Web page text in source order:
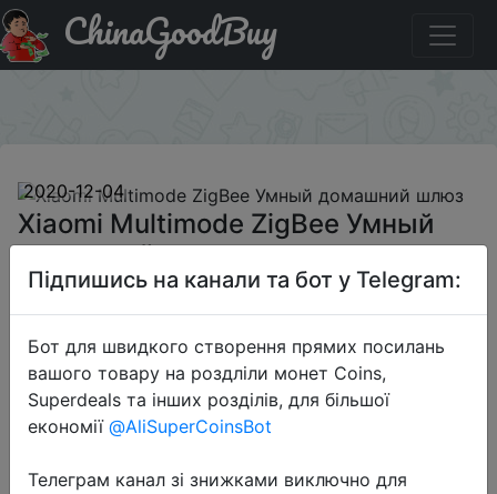
Паридбати з промокодом BGXMGA Xiaomi Multimode
ZigBee Умный домашний шлюз
ChinaGoodBuy
2020-12-04
Xiaomi Multimode ZigBee Умный
домашний шлюз
$20.99
Промокод:
Підпишись на канали та бот у Telegram:
Бот для швидкого створення прямих посилань
вашого товару на роздліли монет Coins,
Superdeals та інших розділів, для більшої
економії @AliSuperCoinsBot
Телеграм канал зі знижками виключно для